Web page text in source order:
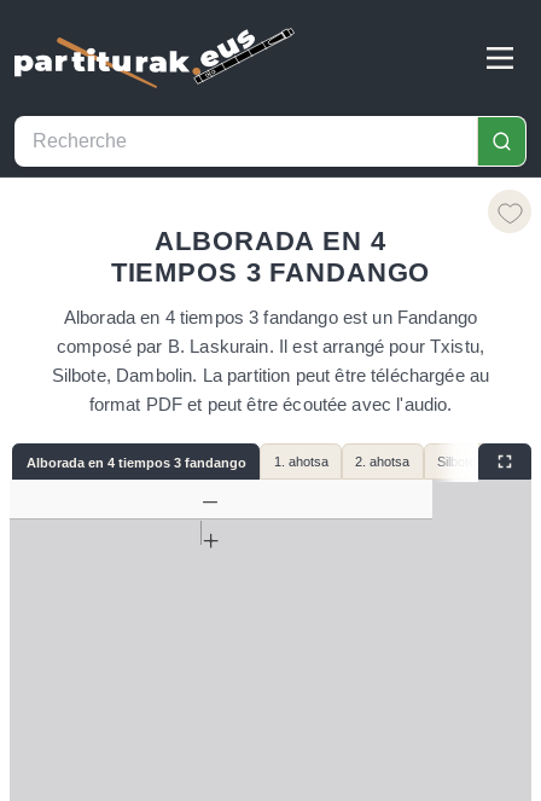
ALBORADA EN 4
TIEMPOS 3 FANDANGO
Alborada en 4 tiempos 3 fandango est un Fandango
composé par B. Laskurain. Il est arrangé pour Txistu,
Silbote, Dambolin. La partition peut être téléchargée au
format PDF et peut être écoutée avec l'audio.
Alborada en 4 tiempos 3 fandango 1. ahotsa 2. ahotsa Silbotea